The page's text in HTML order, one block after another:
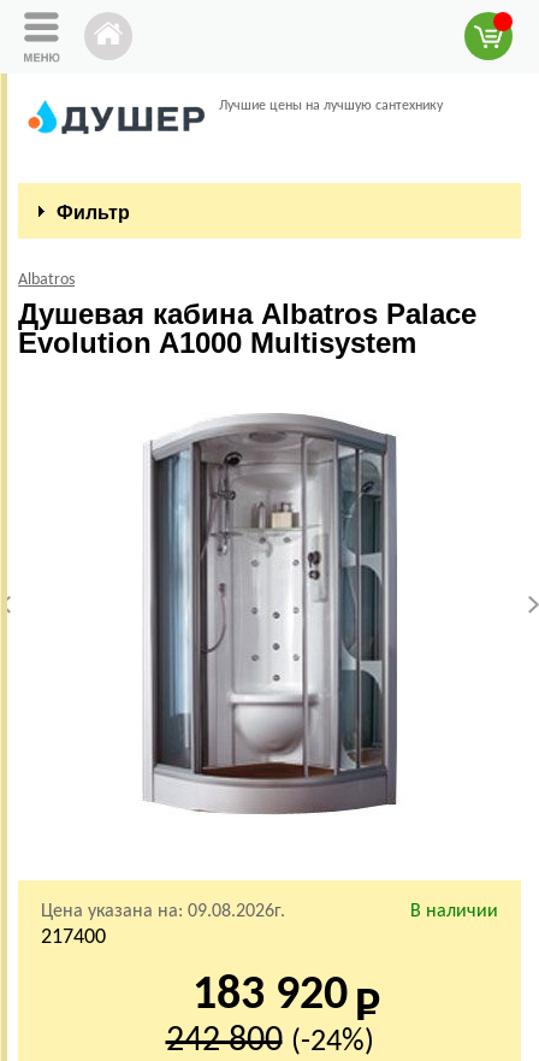
Лучшие цены на лучшую сантехнику
Фильтр
Albatros
Душевая кабина Albatros Palace
Evolution A1000 Multisystem
Цена указана на: 09.08.2026г. В наличии
217400
183 920
242 800 (-24%)